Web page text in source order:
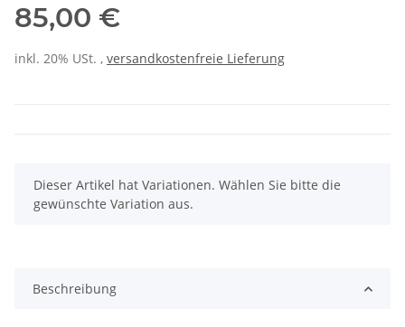
85,00 €
inkl. 20% USt. , versandkostenfreie Lieferung
x
Dieser Artikel hat Variationen. Wählen Sie bitte die
gewünschte Variation aus.
Beschreibung